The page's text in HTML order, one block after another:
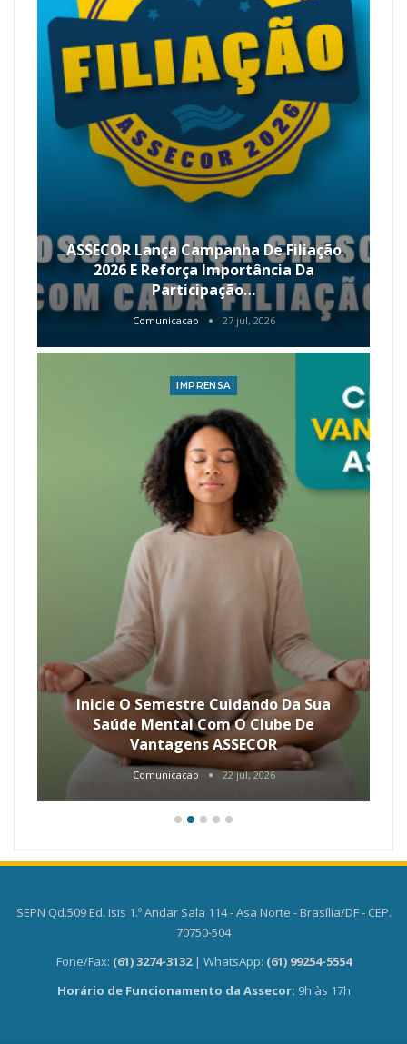
ASSECOR Lança Campanha De Filiação
2026 E Reforça Importância Da
Participação…
Comunicacao 27 jul, 2026
IMPRENSA
Inicie O Semestre Cuidando Da Sua
Saúde Mental Com O Clube De
Vantagens ASSECOR
Comunicacao 22 jul, 2026
SEPN Qd.509 Ed. Isis 1.º Andar Sala 114 - Asa Norte - Brasília/DF - CEP.
70750-504
Fone/Fax: (61) 3274-3132 | WhatsApp: (61) 99254-5554
Horário de Funcionamento da Assecor: 9h às 17h